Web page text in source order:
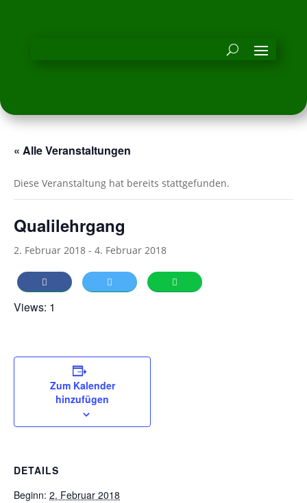
« Alle Veranstaltungen
Diese Veranstaltung hat bereits stattgefunden.
Qualilehrgang
2. Februar 2018 - 4. Februar 2018
Views: 1
Zum Kalender
hinzufügen
DETAILS
Beginn: 2. Februar 2018